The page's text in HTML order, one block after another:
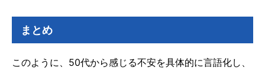
まとめ
このように、50代から感じる不安を具体的に言語化し、